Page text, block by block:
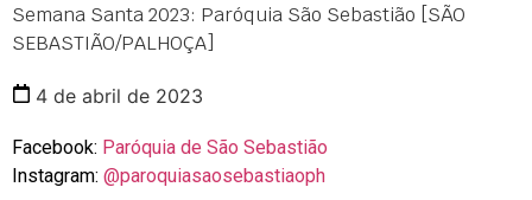
Semana Santa 2023: Paróquia São Sebastião [SÃO
SEBASTIÃO/PALHOÇA]
4 de abril de 2023
Facebook: Paróquia de São Sebastião
Instagram: @paroquiasaosebastiaoph